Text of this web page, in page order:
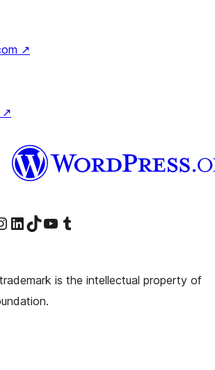
↗
↗
accountpagina bezoeken
ons Instagram account
Bezoek ons LinkedIn account
Bezoek ons TikTok account
Bezoek ons YouTube kanaalBezoek ons Tumblr account
is the intellectual property of